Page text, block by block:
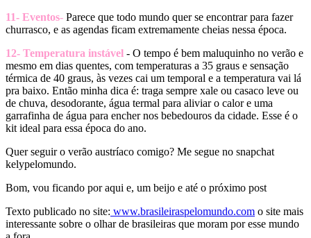
11- Eventos- Parece que todo mundo quer se encontrar para fazer
churrasco, e as agendas ficam extremamente cheias nessa época.
12- Temperatura instável - O tempo é bem maluquinho no verão e
mesmo em dias quentes, com temperaturas a 35 graus e sensação
térmica de 40 graus, às vezes cai um temporal e a temperatura vai lá
pra baixo. Então minha dica é: traga sempre xale ou casaco leve ou
de chuva, desodorante, água termal para aliviar o calor e uma
garrafinha de água para encher nos bebedouros da cidade. Esse é o
kit ideal para essa época do ano.
Quer seguir o verão austríaco comigo? Me segue no snapchat
kelypelomundo.
Bom, vou ficando por aqui e, um beijo e até o próximo post
Texto publicado no site: www.brasileiraspelomundo.com o site mais
interessante sobre o olhar de brasileiras que moram por esse mundo